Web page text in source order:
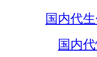
国内代
国内